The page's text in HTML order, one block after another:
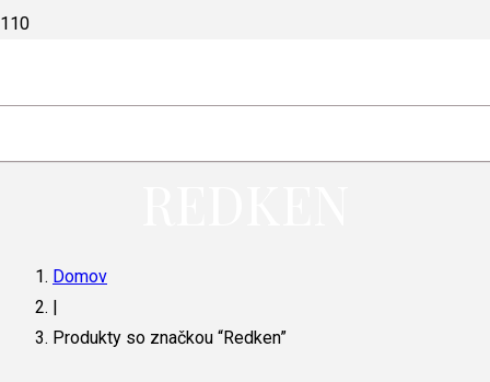
Domov
|
Produkty so značkou “Redken”